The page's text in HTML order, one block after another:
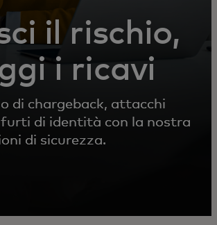
il rischio,
i ricavi
di chargeback, attacchi
di identità con la nostra
di sicurezza.